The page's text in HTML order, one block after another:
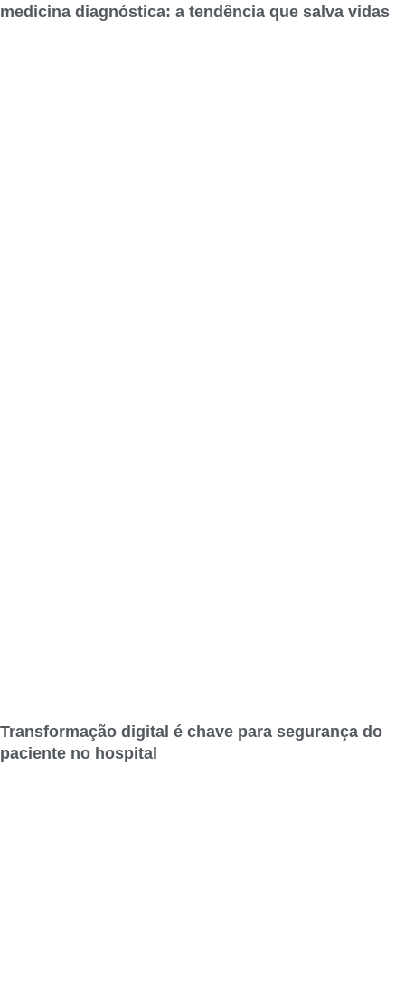
medicina diagnóstica: a tendência que salva vidas
Transformação digital é chave para segurança do
paciente no hospital